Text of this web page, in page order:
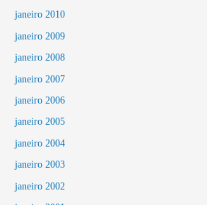
janeiro 2010
janeiro 2009
janeiro 2008
janeiro 2007
janeiro 2006
janeiro 2005
janeiro 2004
janeiro 2003
janeiro 2002